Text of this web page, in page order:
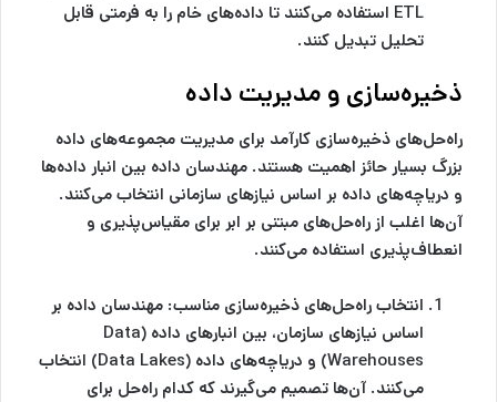
ETL استفاده می‌کنند تا داده‌های خام را به فرمتی قابل
تحلیل تبدیل کنند.
ذخیره‌سازی و مدیریت داده
راه‌حل‌های ذخیره‌سازی کارآمد برای مدیریت مجموعه‌های داده
بزرگ بسیار حائز اهمیت هستند. مهندسان داده بین انبار داده‌ها
و دریاچه‌های داده بر اساس نیازهای سازمانی انتخاب می‌کنند.
آن‌ها اغلب از راه‌حل‌های مبتنی بر ابر برای مقیاس‌پذیری و
انعطاف‌پذیری استفاده می‌کنند.
انتخاب راه‌حل‌های ذخیره‌سازی مناسب: مهندسان داده بر
اساس نیازهای سازمان، بین انبارهای داده (Data
Warehouses) و دریاچه‌های داده (Data Lakes) انتخاب
می‌کنند. آن‌ها تصمیم می‌گیرند که کدام راه‌حل برای